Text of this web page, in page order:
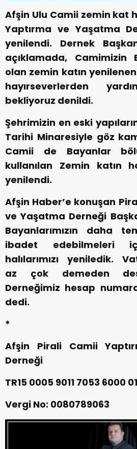
Afşin Ulu Camii zemin kat
Yaptırma ve Yaşatma
yenilendi. Dernek
açıklamada, Camimizin
olan zemin katın
hayırseverlerden
bekliyoruz denildi.
Şehrimizin en eski
Tarihi Minaresiyle göz
Camii de Bayanlar
kullanılan Zemin katın
yenilendi.
Afşin Haber’e konuşan
ve Yaşatma Derneği
Bayanlarımızın daha
ibadet edebilmeleri
halılarımızı yeniledik.
az çok demeden
Derneğimiz hesap
dedi.
*
Afşin Pirali Camii
Derneği
TR15 0005 9011 7053 6000
Vergi No: 0080789063